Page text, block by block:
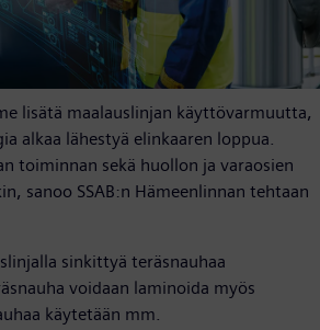
lisätä maalauslinjan käyttövarmuutta,
alkaa lähestyä elinkaaren loppua.
toiminnan sekä huollon ja varaosien
sanoo SSAB:n Hämeenlinnan tehtaan
sinkittyä teräsnauhaa
voidaan laminoida myös
käytetään mm.